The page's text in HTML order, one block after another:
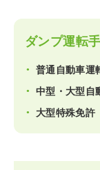
ダンプ運転
普通自動車運
中型・大型自
大型特殊免許